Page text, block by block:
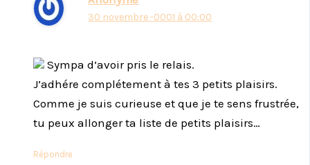
30 novembre -0001 à 00:00
Sympa d’avoir pris le relais.
J’adhére complétement à tes 3 petits plaisirs.
Comme je suis curieuse et que je te sens frustrée,
tu peux allonger ta liste de petits plaisirs…
Répondre